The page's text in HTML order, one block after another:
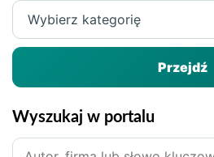
Wybierz
kategorię
Przejdź
Wyszukaj w portalu
Szukane